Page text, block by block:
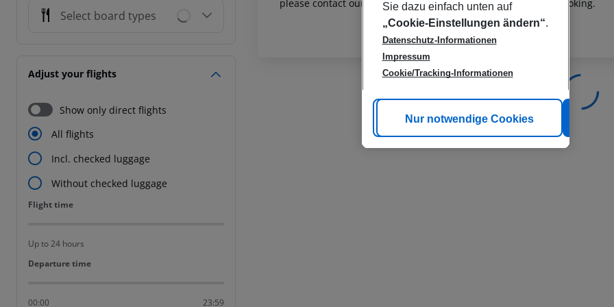
Select board types
Adjust your flights
Show only direct flights
All flights
Incl. checked luggage
Without checked luggage
Flight time
Flight time
Up to 24 hours
Departure time
Departure time
00:00 23:59
please contact our customer service before confirming your booking.
Sie dazu einfach unten auf
„Cookie-Einstellungen ändern“.
Datenschutz-Informationen
Impressum
Cookie/Tracking-Informationen
Cookie anpassen
Nur notwendige Cookies